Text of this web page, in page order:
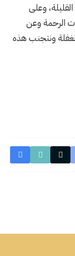
وعلى
الرحمة وعن
ونتجنب هذه